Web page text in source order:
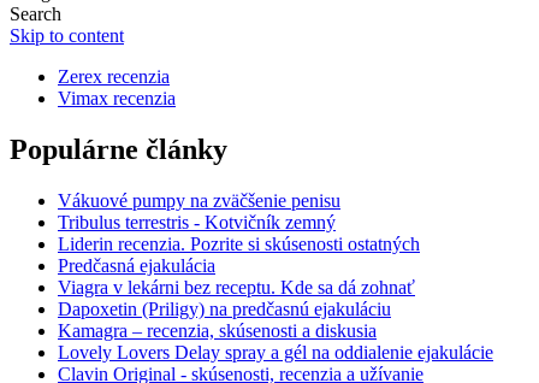
Search
Skip to content
Zerex recenzia
Vimax recenzia
Populárne články
Vákuové pumpy na zväčšenie penisu
Tribulus terrestris - Kotvičník zemný
Liderin recenzia. Pozrite si skúsenosti ostatných
Predčasná ejakulácia
Viagra v lekárni bez receptu. Kde sa dá zohnať
Dapoxetin (Priligy) na predčasnú ejakuláciu
Kamagra – recenzia, skúsenosti a diskusia
Lovely Lovers Delay spray a gél na oddialenie ejakulácie
Clavin Original - skúsenosti, recenzia a užívanie